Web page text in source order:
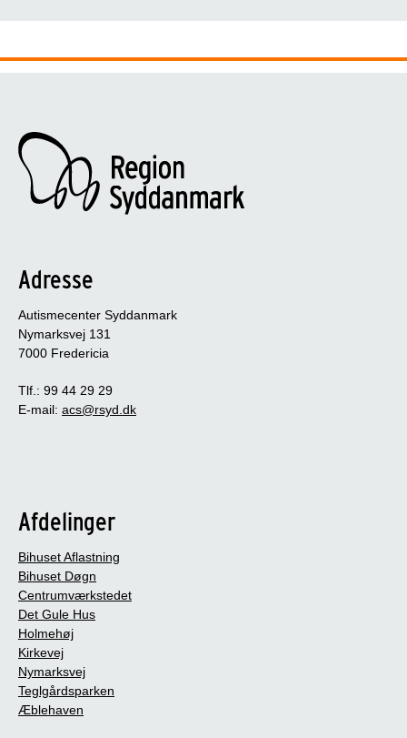
Adresse
Autismecenter Syddanmark
Nymarksvej 131
7000 Fredericia
Tlf.: 99 44 29 29
E-mail: acs@rsyd.dk
Afdelinger
Bihuset Aflastning
Bihuset Døgn
Centrumværkstedet
Det Gule Hus
Holmehøj
Kirkevej
Nymarksvej
Teglgårdsparken
Æblehaven